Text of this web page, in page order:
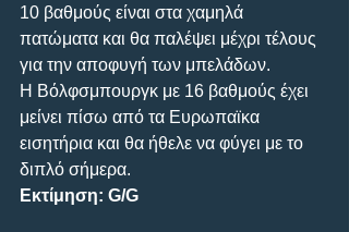
10 βαθμούς είναι στα χαμηλά
πατώματα και θα παλέψει μέχρι τέλους
για την αποφυγή των μπελάδων.
Η Βόλφσμπουργκ με 16 βαθμούς έχει
μείνει πίσω από τα Ευρωπαϊκα
εισητήρια και θα ήθελε να φύγει με το
διπλό σήμερα.
Εκτίμηση: G/G